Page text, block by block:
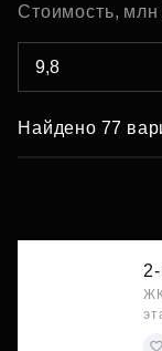
Стоимость, млн
Найдено 77
ЖК